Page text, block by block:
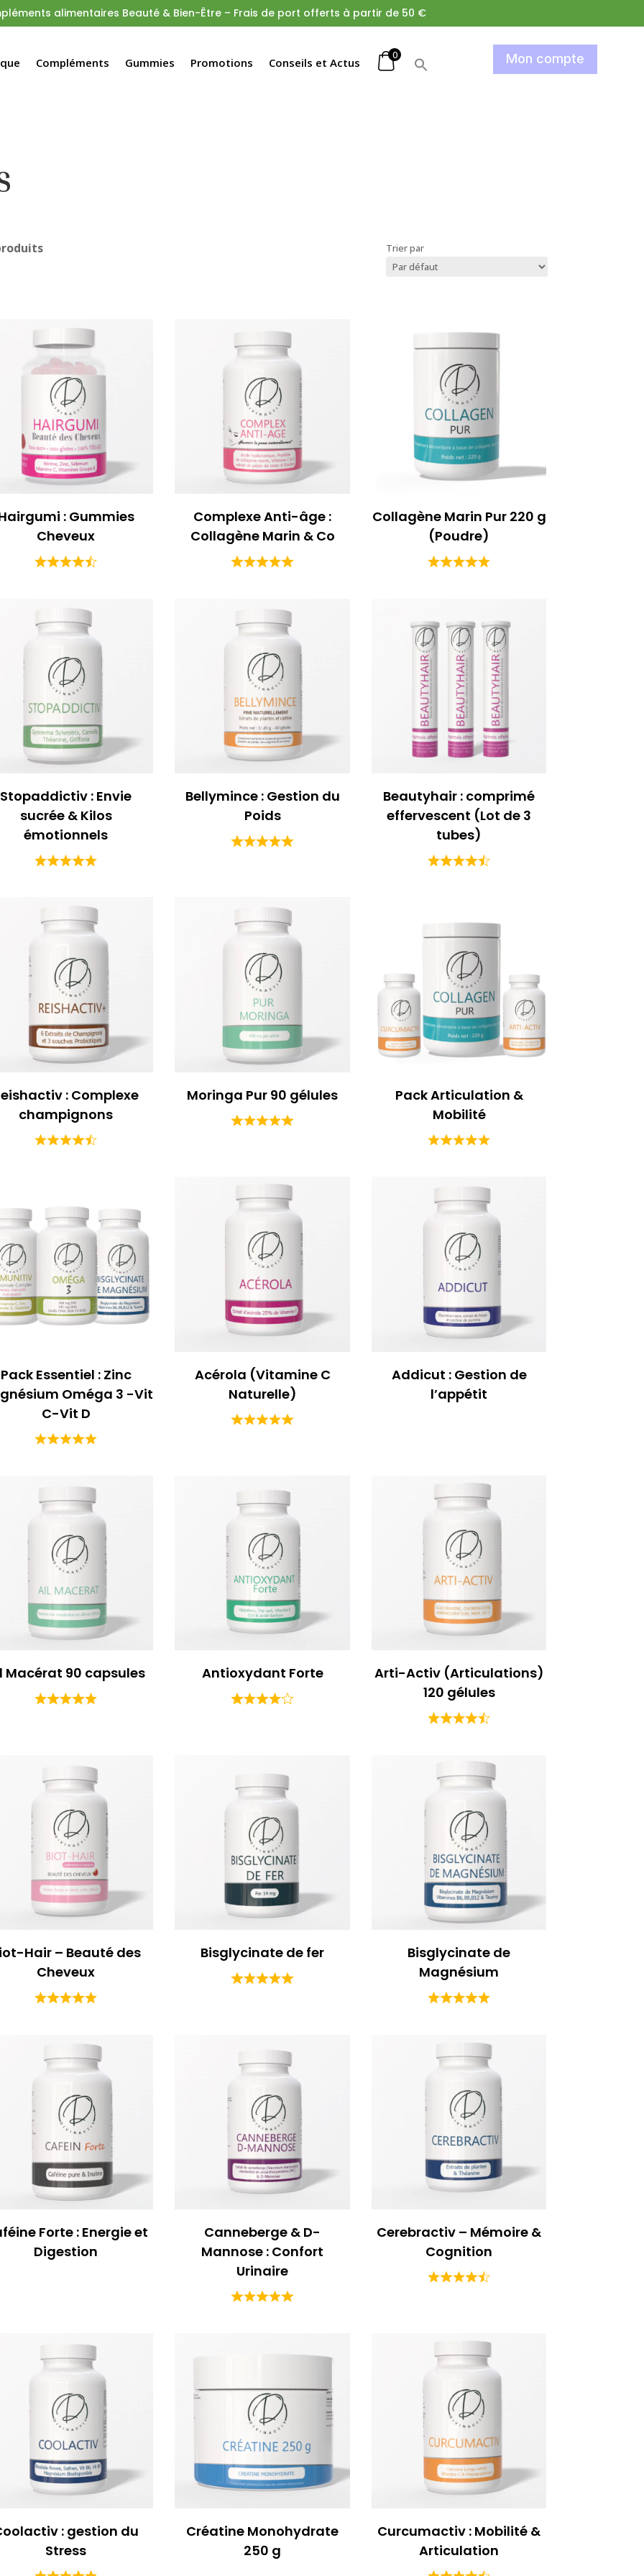
alimentaires Beauté & Bien-Être – Frais de port offerts à partir de 50 €
Compléments Gummies Promotions Conseils et Actus
0 Mon compte
Trier par
: Gummies
Cheveux
Complexe Anti-âge :
Collagène Marin & Co
Collagène Marin Pur 220 g
(Poudre)
Stopaddictiv : Envie
sucrée & Kilos
émotionnels
Bellymince : Gestion du
Poids
Beautyhair : comprimé
effervescent (Lot de 3
tubes)
: Complexe
champignons
Moringa Pur 90 gélules
Pack Articulation &
Mobilité
Pack Essentiel : Zinc
Oméga 3 -Vit
C-Vit D
Acérola (Vitamine C
Naturelle)
Addicut : Gestion de
l’appétit
Macérat 90 capsules Antioxydant Forte
Arti-Activ (Articulations)
120 gélules
Hair – Beauté des
Cheveux
Bisglycinate de fer
Bisglycinate de
Magnésium
Forte : Energie et
Digestion
Canneberge & D-
Mannose : Confort
Urinaire
Cerebractiv – Mémoire &
Cognition
: gestion du
Stress
Créatine Monohydrate
250 g
Curcumactiv : Mobilité &
Articulation